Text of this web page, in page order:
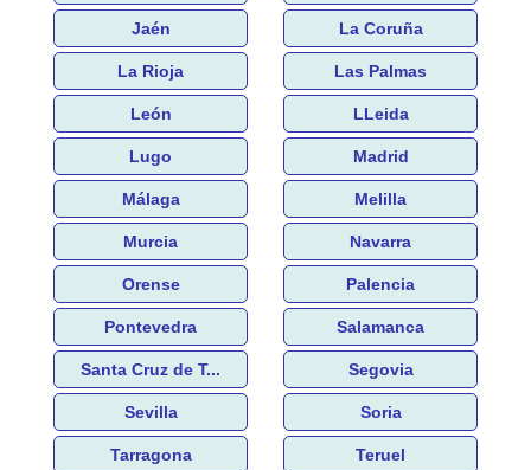
Jaén La Coruña
La Rioja Las Palmas
León LLeida
Lugo Madrid
Málaga Melilla
Murcia Navarra
Orense Palencia
Pontevedra Salamanca
Santa Cruz de T... Segovia
Sevilla Soria
Tarragona Teruel